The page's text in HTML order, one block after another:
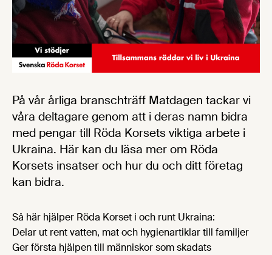
På vår årliga branschträff Matdagen tackar vi
våra deltagare genom att i deras namn bidra
med pengar till Röda Korsets viktiga arbete i
Ukraina. Här kan du läsa mer om Röda
Korsets insatser och hur du och ditt företag
kan bidra.
Så här hjälper Röda Korset i och runt Ukraina:
Delar ut rent vatten, mat och hygienartiklar till familjer
Ger första hjälpen till människor som skadats